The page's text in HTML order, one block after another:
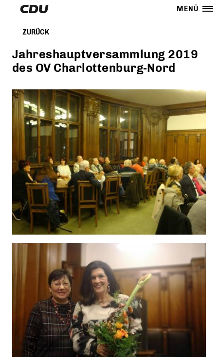
MENÜ
ZURÜCK
Jahreshauptversammlung 2019
des OV Charlottenburg-Nord